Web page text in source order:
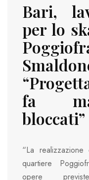
Bari,
per lo
fa
bloccati”
“La
quartiere
opere